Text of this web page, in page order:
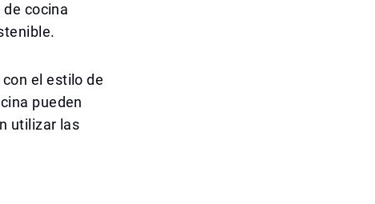
cocina
el estilo de
pueden
utilizar las